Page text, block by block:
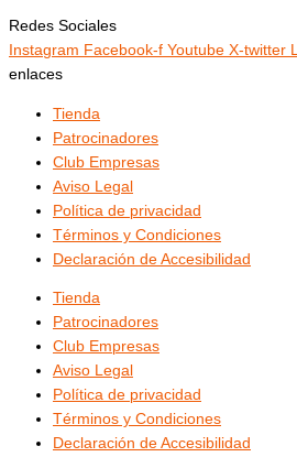
Redes Sociales
Instagram Facebook-f Youtube X-twitter
enlaces
Tienda
Patrocinadores
Club Empresas
Aviso Legal
Política de privacidad
Términos y Condiciones
Declaración de Accesibilidad
Tienda
Patrocinadores
Club Empresas
Aviso Legal
Política de privacidad
Términos y Condiciones
Declaración de Accesibilidad